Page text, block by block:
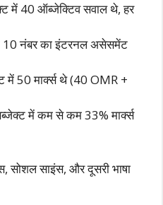
में 40 ऑब्जेक्टिव सवाल थे, हर
नंबर का इंटरनल असेसमेंट
में 50 मार्क्स थे (40 OMR +
में कम से कम 33% मार्क्स
सोशल साइंस, और दूसरी भाषा